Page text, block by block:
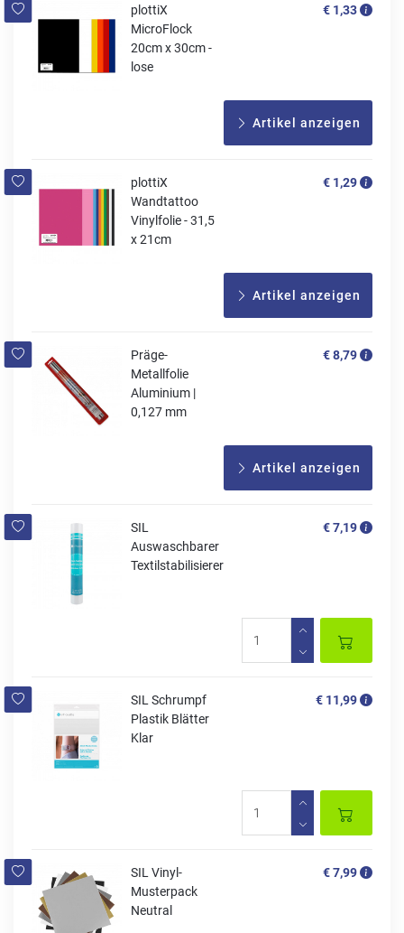
plottiX
MicroFlock
20cm x 30cm -
lose
€ 1,33
Artikel anzeigen
plottiX
Wandtattoo
Vinylfolie - 31,5
x 21cm
€ 1,29
Artikel anzeigen
Präge-
Metallfolie
Aluminium |
0,127 mm
€ 8,79
Artikel anzeigen
SIL
Auswaschbarer
Textilstabilisierer
€ 7,19
SIL Schrumpf
Plastik Blätter
Klar
€ 11,99
SIL Vinyl-
Musterpack
Neutral
€ 7,99